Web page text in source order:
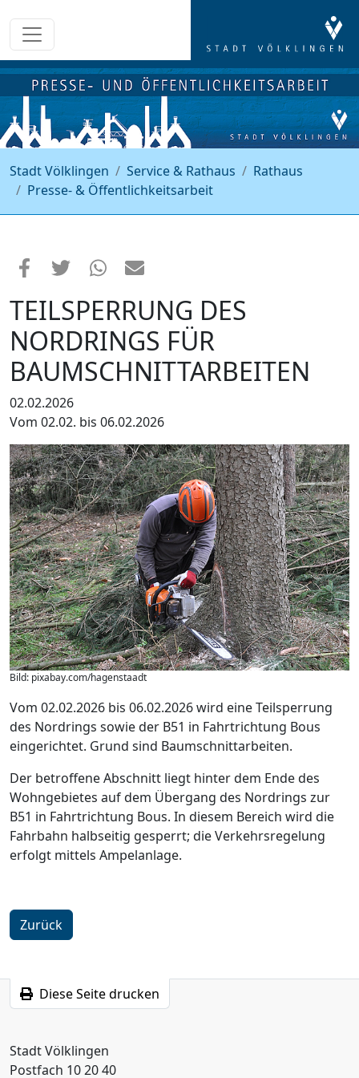
Stadt Völklingen Service & Rathaus
Rathaus
Presse- & Öffentlichkeitsarbeit
TEILSPERRUNG DES
NORDRINGS FÜR
BAUMSCHNITTARBEITEN
02.02.2026
Vom 02.02. bis 06.02.2026
Bild: pixabay.com/hagenstaadt
Vom 02.02.2026 bis 06.02.2026 wird eine Teilsperrung
des Nordrings sowie der B51 in Fahrtrichtung Bous
eingerichtet. Grund sind Baumschnittarbeiten.
Der betroffene Abschnitt liegt hinter dem Ende des
Wohngebietes auf dem Übergang des Nordrings zur
B51 in Fahrtrichtung Bous. In diesem Bereich wird die
Fahrbahn halbseitig gesperrt; die Verkehrsregelung
erfolgt mittels Ampelanlage.
Zurück
Diese Seite drucken
Stadt Völklingen
Postfach 10 20 40